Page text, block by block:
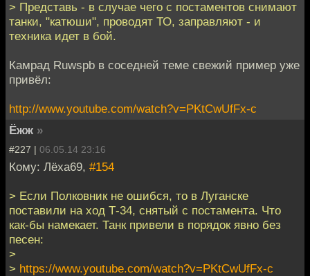
> Представь - в случае чего с постаментов снимают
танки, "катюши", проводят ТО, заправляют - и
техника идет в бой.
Камрад Ruwspb в соседней теме свежий пример уже
привёл:
http://www.youtube.com/watch?v=PKtCwUfFx-c
Ёжж »
#227 | 06.05.14 23:16
Кому: Лёха69, #154
> Если Полковник не ошибся, то в Луганске
поставили на ход Т-34, снятый с постамента. Что
как-бы намекает. Танк привели в порядок явно без
песен:
>
> https://www.youtube.com/watch?v=PKtCwUfFx-c